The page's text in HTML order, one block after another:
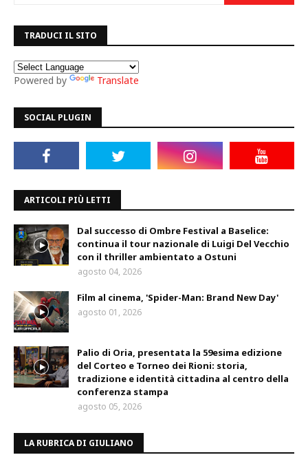
TRADUCI IL SITO
Powered by Translate
SOCIAL PLUGIN
ARTICOLI PIÙ LETTI
Dal successo di Ombre Festival a Baselice:
continua il tour nazionale di Luigi Del Vecchio
con il thriller ambientato a Ostuni
agosto 04, 2026
Film al cinema, 'Spider-Man: Brand New Day'
agosto 01, 2026
Palio di Oria, presentata la 59esima edizione
del Corteo e Torneo dei Rioni: storia,
tradizione e identità cittadina al centro della
conferenza stampa
agosto 05, 2026
LA RUBRICA DI GIULIANO